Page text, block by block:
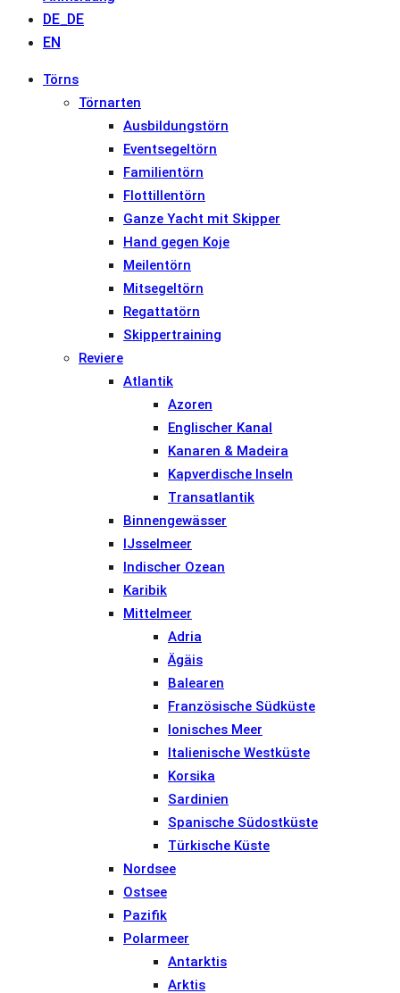
DE_DE
EN
Törns
Törnarten
Ausbildungstörn
Eventsegeltörn
Familientörn
Flottillentörn
Ganze Yacht mit Skipper
Hand gegen Koje
Meilentörn
Mitsegeltörn
Regattatörn
Skippertraining
Reviere
Atlantik
Azoren
Englischer Kanal
Kanaren & Madeira
Kapverdische Inseln
Transatlantik
Binnengewässer
IJsselmeer
Indischer Ozean
Karibik
Mittelmeer
Adria
Ägäis
Balearen
Französische Südküste
Ionisches Meer
Italienische Westküste
Korsika
Sardinien
Spanische Südostküste
Türkische Küste
Nordsee
Ostsee
Pazifik
Polarmeer
Antarktis
Arktis